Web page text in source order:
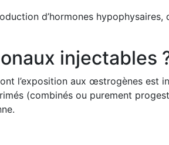
d’hormones
injectables
l’exposition aux œstrogènes est
(combinés ou purement